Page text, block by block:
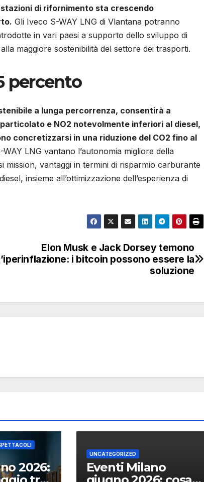
di rifornimento sta crescendo
Gli Iveco S-WAY LNG di Vlantana potranno
in vari paesi a supporto dello sviluppo di
maggiore sostenibilità del settore dei trasporti.
percento
a lunga percorrenza, consentirà a
e NO2 notevolmente inferiori al diesel,
concretizzarsi in una riduzione del CO2 fino al
LNG vantano l’autonomia migliore della
mission, vantaggi in termini di risparmio carburante
insieme all’ottimizzazione dell’esperienza di
Elon Musk e Jack Dorsey temono
i bitcoin possono essere la
soluzione
2026:
UNCATEGORIZED
Eventi Milano